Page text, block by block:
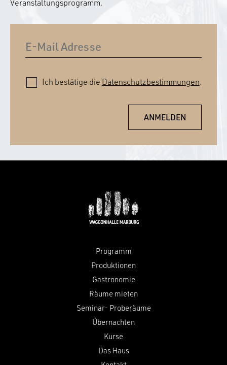
Veranstaltungsprogramm.
Ich bestätige die Datenschutzbestimmungen.
Programm
Produktionen
Gastronomie
Räume mieten
Seminar- Proberäume
Übernachten
Kurse
Das Haus